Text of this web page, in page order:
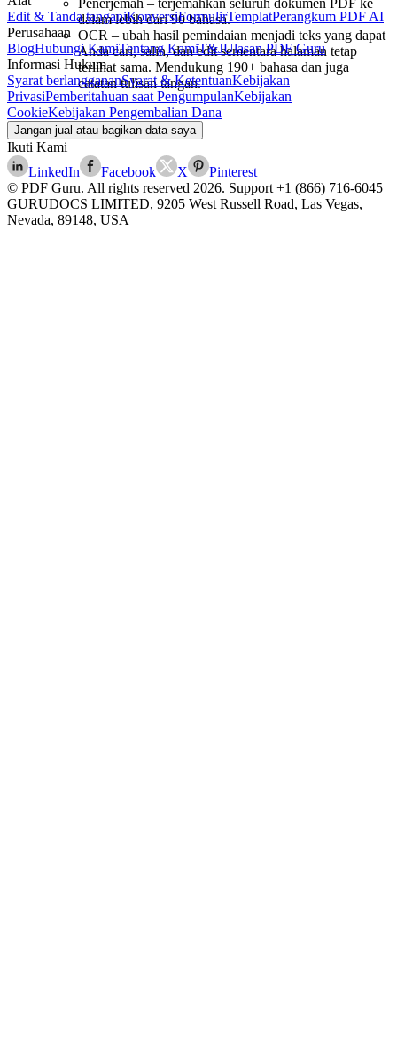
Penerjemah – terjemahkan seluruh dokumen PDF ke
dalam lebih dari 90 bahasa.
OCR – ubah hasil pemindaian menjadi teks yang dapat
Anda cari, salin, dan edit sementara halaman tetap
terlihat sama. Mendukung 190+ bahasa dan juga
catatan tulisan tangan.
Edit & Tanda tanganiKonversiFormulirTemplatPerangkum PDF AI
Perusahaan
BlogHubungi KamiTentang KamiT&JUlasan PDF Guru
Informasi Hukum
Syarat berlanggananSyarat & KetentuanKebijakan
PrivasiPemberitahuan saat PengumpulanKebijakan
CookieKebijakan Pengembalian Dana
Jangan jual atau bagikan data saya
Ikuti Kami
LinkedIn
Facebook X
Pinterest
© PDF Guru. All rights reserved 2026. Support +1 (866) 716-6045
GURUDOCS LIMITED, 9205 West Russell Road, Las Vegas,
Nevada, 89148, USA